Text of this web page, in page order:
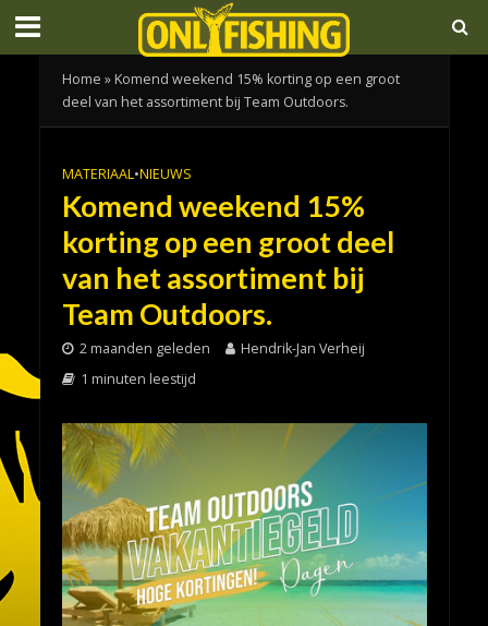
Home » Komend weekend 15% korting op een groot
deel van het assortiment bij Team Outdoors.
MATERIAAL•NIEUWS
Komend weekend 15%
korting op een groot deel
van het assortiment bij
Team Outdoors.
2 maanden geleden
Hendrik-Jan Verheij
1 minuten leestijd